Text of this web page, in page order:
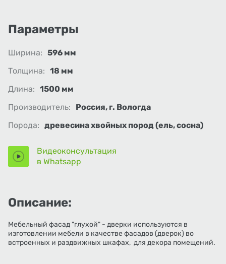
Параметры
Ширина: 596 мм
Толщина: 18 мм
Длина: 1500 мм
Производитель:
Россия, г. Вологда
Порода: древесина хвойных пород (ель, сосна)
Видеоконсультация
в Whatsapp
Описание:
Мебельный фасад "глухой" - дверки используются в
изготовлении мебели в качестве фасадов (дверок) во
встроенных и раздвижных шкафах, для декора помещений.